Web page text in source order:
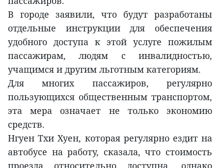
В городе заявили, что будут разработаны
отдельные инструкции для обеспечения
удобного доступа к этой услуге пожилым
пассажирам, людям с инвалидностью,
учащимся и другим льготным категориям.
Для многих пассажиров, регулярно
пользующихся общественным транспортом,
эта мера означает не только экономию
средств.
Нгуен Тхи Хуен, которая регулярно ездит на
автобусе на работу, сказала, что стоимость
проезда относительно доступна, однако